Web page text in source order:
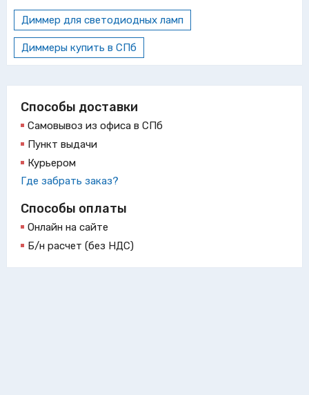
Диммер для светодиодных ламп
Диммеры купить в СПб
Способы доставки
Самовывоз из офиса в СПб
Пункт выдачи
Курьером
Где забрать заказ?
Способы оплаты
Онлайн на сайте
Б/н расчет (без НДС)